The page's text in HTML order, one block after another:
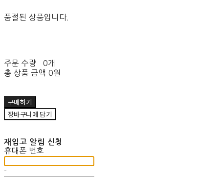
품절된 상품입니다.
주문 수량
0개
총 상품 금액 0원
구매하기
장바구니에 담기
재입고 알림 신청
휴대폰 번호
-